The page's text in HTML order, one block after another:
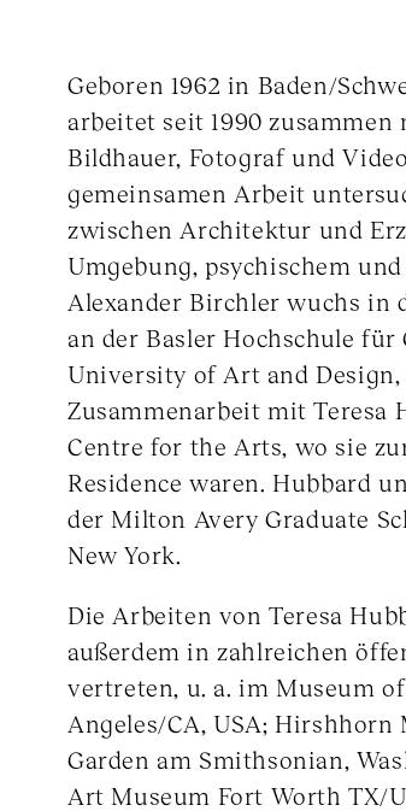
Geboren 1962 in Baden/
arbeitet seit 1990 zusammen
Bildhauer, Fotograf und
gemeinsamen Arbeit
zwischen Architektur und
Umgebung, psychischem
Alexander Birchler wuchs in
an der Basler Hochschule
University of Art and
Zusammenarbeit mit Teresa
Centre for the Arts, wo sie
Residence waren. Hubbard
der Milton Avery Graduate
New York.
Die Arbeiten von Teresa
außerdem in zahlreichen
vertreten, u. a. im Museum
Angeles/CA, USA; Hirshhorn
Garden am Smithsonian,
Art Museum Fort Worth TX/